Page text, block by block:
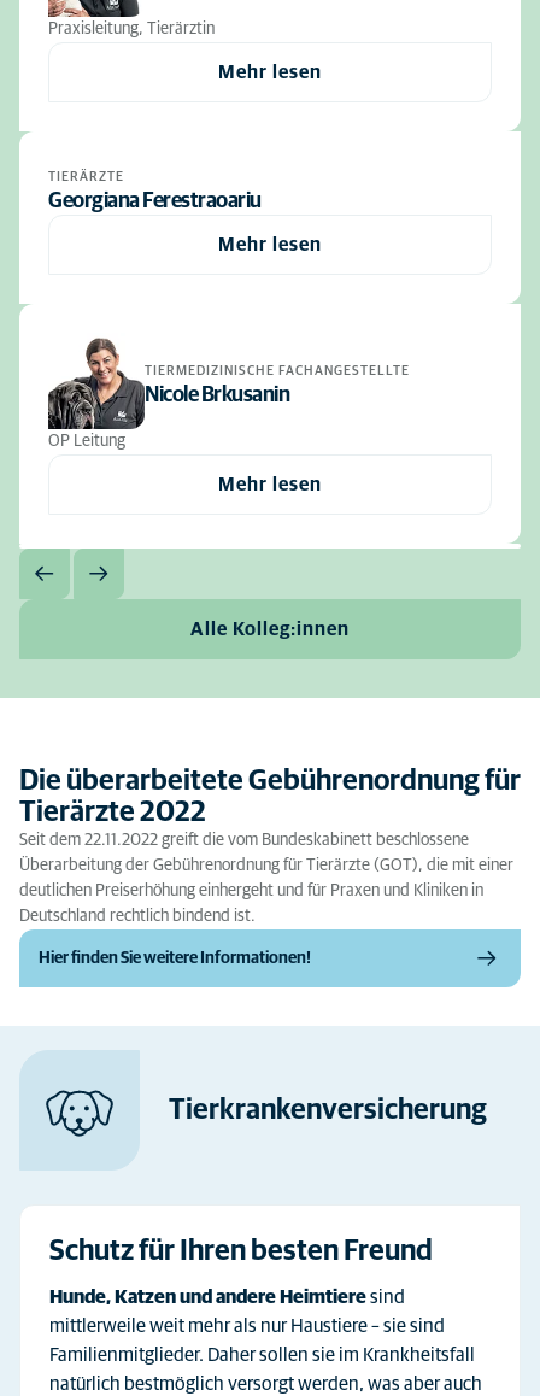
Praxisleitung, Tierärztin
Mehr lesen
TIERÄRZTE
Georgiana Ferestraoariu
Mehr lesen
TIERMEDIZINISCHE FACHANGESTELLTE
Nicole Brkusanin
OP Leitung
Mehr lesen
Alle Kolleg:innen
Die überarbeitete Gebührenordnung für
Tierärzte 2022
Seit dem 22.11.2022 greift die vom Bundeskabinett beschlossene
Überarbeitung der Gebührenordnung für Tierärzte (GOT), die mit einer
deutlichen Preiserhöhung einhergeht und für Praxen und Kliniken in
Deutschland rechtlich bindend ist.
Hier finden Sie weitere Informationen!
Tierkranken­versicherung
Schutz für Ihren besten Freund
Hunde, Katzen und andere Heimtieresind
mittlerweile weit mehr als nur Haustiere – sie sind
Familienmitglieder. Daher sollen sie im Krankheitsfall
natürlich bestmöglich versorgt werden, was aber auch